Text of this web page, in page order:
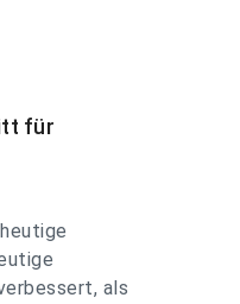
für
als